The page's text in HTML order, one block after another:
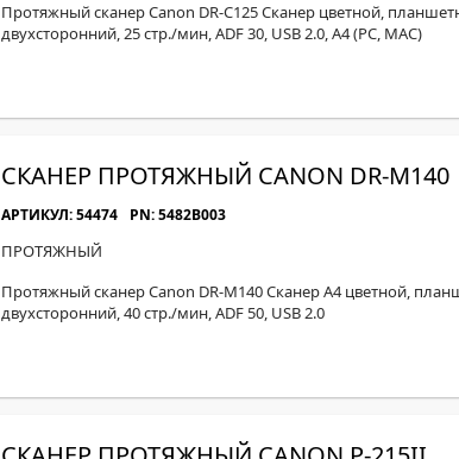
Протяжный сканер Canon DR-C125 Сканер цветной,
двухсторонний, 25 стр./мин, ADF 30, USB 2.0, A4 (PC, MAC)
СКАНЕР ПРОТЯЖНЫЙ CANON DR-M140
АРТИКУЛ: 54474 PN: 5482B003
ПРОТЯЖНЫЙ
Протяжный сканер Canon DR-M140 Сканер A4 цветной,
двухсторонний, 40 стр./мин, ADF 50, USB 2.0